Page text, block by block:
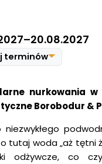
–20.08.2027
terminów
– 15.10.2027
nurkowania w
Borobodur &
niezwykłego
tutaj woda „aż tętni
odżywcze, co